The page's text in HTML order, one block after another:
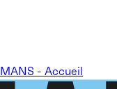
- Accueil